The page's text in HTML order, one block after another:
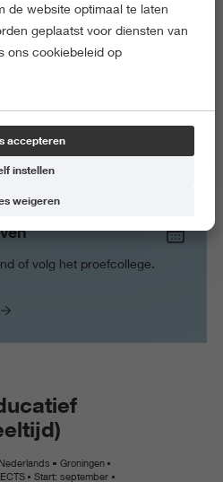
of volg het proefcollege.
Nederlands
Groningen
Start: september
de website optimaal te laten
geplaatst voor diensten van
ons cookiebeleid op
accepteren
instellen
weigeren